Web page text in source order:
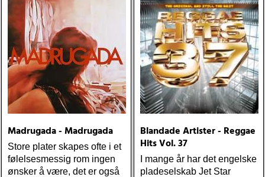
Madrugada - Madrugada
Store plater skapes ofte i et
følelsesmessig rom ingen
ønsker å være, det er også
Blandade Artister - Reggae
Hits Vol. 37
I mange år har det engelske
pladeselskab Jet Star